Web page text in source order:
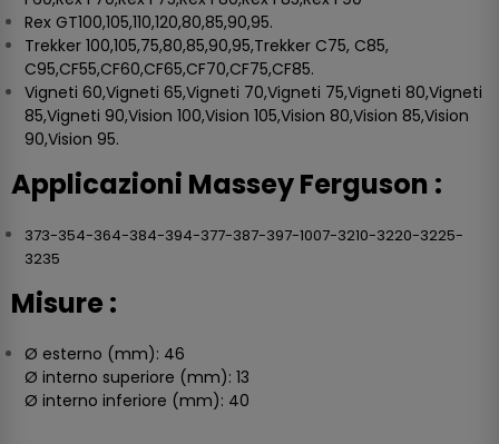
Rex GT100,105,110,120,80,85,90,95.
Trekker 100,105,75,80,85,90,95,Trekker C75, C85,
C95,CF55,CF60,CF65,CF70,CF75,CF85.
Vigneti 60,Vigneti 65,Vigneti 70,Vigneti 75,Vigneti 80,Vigneti
85,Vigneti 90,Vision 100,Vision 105,Vision 80,Vision 85,Vision
90,Vision 95.
Applicazioni Massey Ferguson :
373-354-364-384-394-377-387-397-1007-3210-3220-3225-
3235
Misure :
Ø esterno (mm): 46
Ø interno superiore (mm): 13
Ø interno inferiore (mm): 40